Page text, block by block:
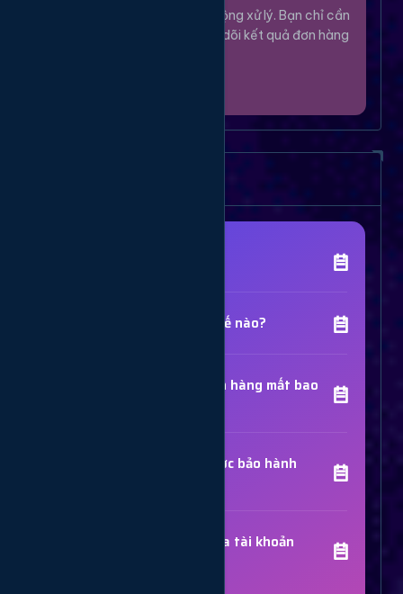
Hệ thống sẽ tự động xử lý. Bạn chỉ cần
thư giãn và theo dõi kết quả đơn hàng
Chất lượng dịch vụ như thế nào?
Thời gian hoàn thành đơn hàng mất bao
Các dịch vụ đã mua có được bảo hành
Sử dụng dịch vụ có bị khóa tài khoản